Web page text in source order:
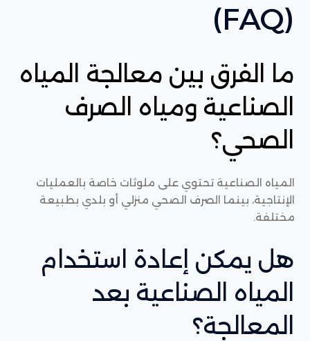
(FAQ)
ما الفرق بين معالجة المياه
الصناعية ومياه الصرف
الصحي؟
المياه الصناعية تحتوي على ملوثات خاصة بالعمليات
الإنتاجية، بينما الصرف الصحي منزلي أو بلدي بطبيعة
مختلفة.
هل يمكن إعادة استخدام
المياه الصناعية بعد
المعالجة؟